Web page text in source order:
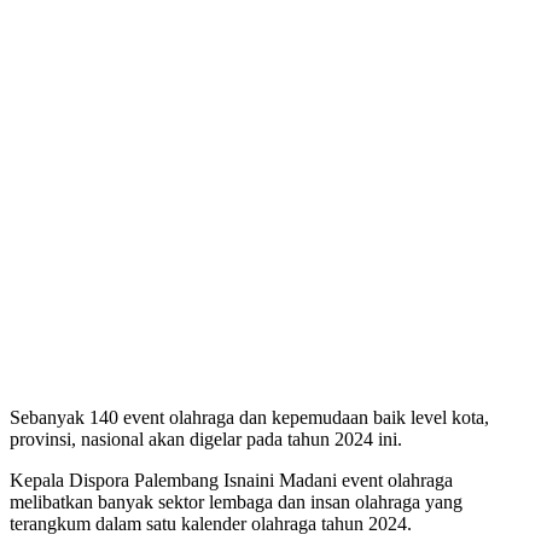
Sebanyak 140 event olahraga dan kepemudaan baik level kota,
provinsi, nasional akan digelar pada tahun 2024 ini.
Kepala Dispora Palembang Isnaini Madani event olahraga
melibatkan banyak sektor lembaga dan insan olahraga yang
terangkum dalam satu kalender olahraga tahun 2024.